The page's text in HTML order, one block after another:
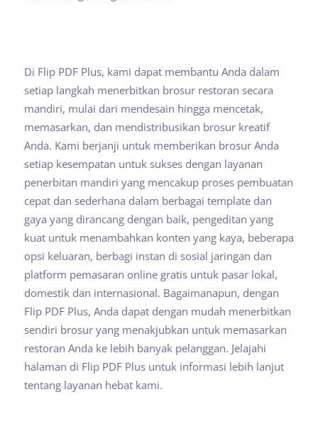
Di Flip PDF Plus, kami dapat membantu Anda dalam
setiap langkah menerbitkan brosur restoran secara
mandiri, mulai dari mendesain hingga mencetak,
memasarkan, dan mendistribusikan brosur kreatif
Anda. Kami berjanji untuk memberikan brosur Anda
setiap kesempatan untuk sukses dengan layanan
penerbitan mandiri yang mencakup proses pembuatan
cepat dan sederhana dalam berbagai template dan
gaya yang dirancang dengan baik, pengeditan yang
kuat untuk menambahkan konten yang kaya, beberapa
opsi keluaran, berbagi instan di sosial jaringan dan
platform pemasaran online gratis untuk pasar lokal,
domestik dan internasional. Bagaimanapun, dengan
Flip PDF Plus, Anda dapat dengan mudah menerbitkan
sendiri brosur yang menakjubkan untuk memasarkan
restoran Anda ke lebih banyak pelanggan. Jelajahi
halaman di Flip PDF Plus untuk informasi lebih lanjut
tentang layanan hebat kami.